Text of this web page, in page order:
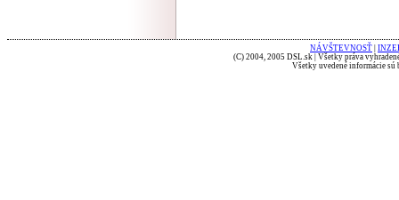
NÁVŠTEVNOSŤ
(C) 2004, 2005 DSL.sk | Všetky práva
Všetky uvedené informácie sú